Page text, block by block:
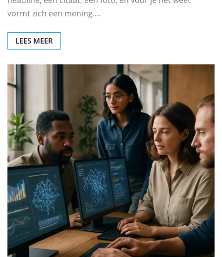
vormt zich een mening.…
LEES MEER